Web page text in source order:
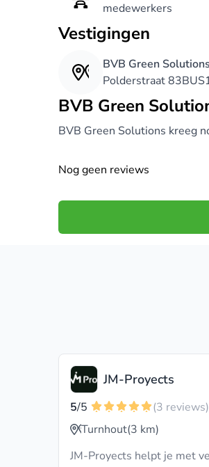
medewerkers
Vestigingen
BVB Green Solutions
Polderstraat
BVB Green
BVB Green Solutions kreeg
Nog geen reviews
JM-Proyects
5/5
(3 reviews)
Turnhout(3 km)
JM-Proyects helpt je met